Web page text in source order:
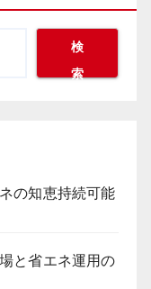
検
索
の知恵持続可能
と省エネ運用の